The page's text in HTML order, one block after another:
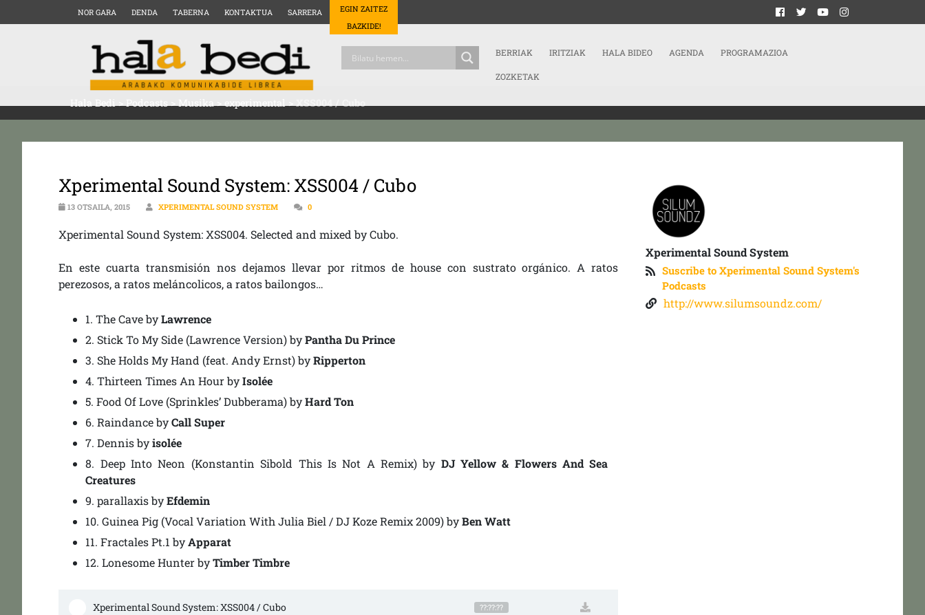
NOR GARA DENDA TABERNA KONTAKTUA SARRERA
EGIN ZAITEZ
BAZKIDE!
BERRIAK IRITZIAK HALA BIDEO AGENDA PROGRAMAZIOA
ZOZKETAK
Hala Bedi>Podcasts>Musika>experimental>XSS004 / Cubo
Xperimental Sound System: XSS004 / Cubo
13 OTSAILA, 2015 XPERIMENTAL SOUND SYSTEM 0
Xperimental Sound System: XSS004. Selected and mixed by Cubo.
En este cuarta transmisión nos dejamos llevar por ritmos de house con sustrato orgánico. A ratos
perezosos, a ratos meláncolicos, a ratos bailongos…
1.The CavebyLawrence
2. Stick To My Side (Lawrence Version)byPantha Du Prince
3. She Holds My Hand (feat. Andy Ernst)byRipperton
4.Thirteen Times An HourbyIsolée
5.Food Of Love (Sprinkles’ Dubberama)byHard Ton
6.RaindancebyCall Super
7.Dennisbyisolée
8. Deep Into Neon (Konstantin Sibold This Is Not A Remix)by DJ Yellow & Flowers And Sea
Creatures
9.parallaxisbyEfdemin
10.Guinea Pig (Vocal Variation With Julia Biel / DJ Koze Remix 2009)byBen Watt
11.Fractales Pt.1byApparat
12.Lonesome HunterbyTimber Timbre
Xperimental Sound System: XSS004 / Cubo ??:??:??
Xperimental Sound System
Suscribe to Xperimental Sound System's
Podcasts
http://www.silumsoundz.com/